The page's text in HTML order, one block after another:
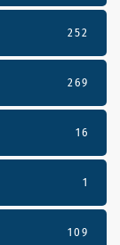
252
269
16
1
109